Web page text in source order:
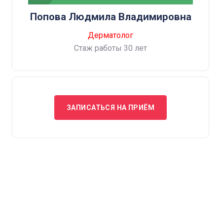
Попова Людмила Владимировна
Дерматолог
Cтаж работы 30 лет
ЗАПИСАТЬСЯ НА ПРИЁМ